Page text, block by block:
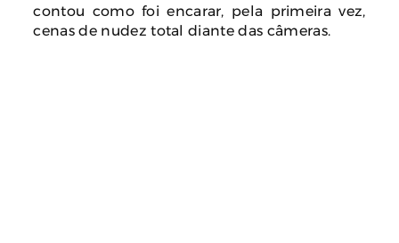
contou como foi encarar, pela primeira vez,
cenas de nudez total diante das câmeras.